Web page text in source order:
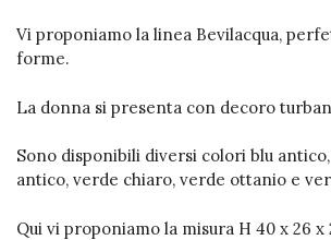
Vi proponiamo la linea Bevilacqua,
forme.
La donna si presenta con decoro
Sono disponibili diversi colori blu
antico, verde chiaro, verde ottanio e
Qui vi proponiamo la misura H 40 x 26